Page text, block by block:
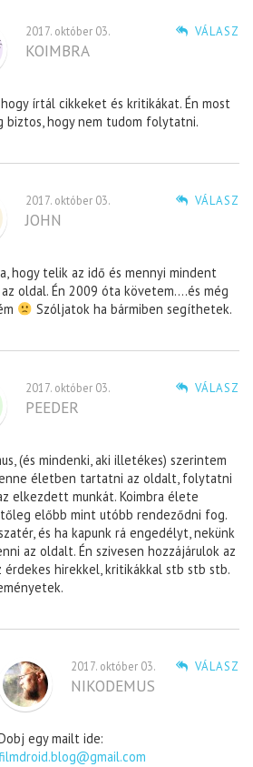
VÁLASZ
2017. október 03.
KOIMBRA
hogy írtál cikkeket és kritikákat. Én most
biztos, hogy nem tudom folytatni.
VÁLASZ
2017. október 03.
JOHN
hogy telik az idő és mennyi mindent
oldal. Én 2009 óta követem….és még
Szóljatok ha bármiben segíthetek.
VÁLASZ
2017. október 03.
PEEDER
(és mindenki, aki illetékes) szerintem
életben tartatni az oldalt, folytatni
elkezdett munkát. Koimbra élete
előbb mint utóbb rendeződni fog.
és ha kapunk rá engedélyt, nekünk
az oldalt. Én szivesen hozzájárulok az
érdekes hirekkel, kritikákkal stb stb stb.
VÁLASZ
2017. október 03.
NIKODEMUS
egy mailt ide: